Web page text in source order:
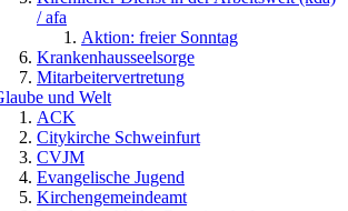
/ afa
Aktion: freier Sonntag
Krankenhausseelsorge
Mitarbeitervertretung
und Welt
ACK
Citykirche Schweinfurt
CVJM
Evangelische Jugend
Kirchengemeindeamt